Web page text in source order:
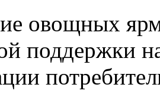
овощных
поддержки